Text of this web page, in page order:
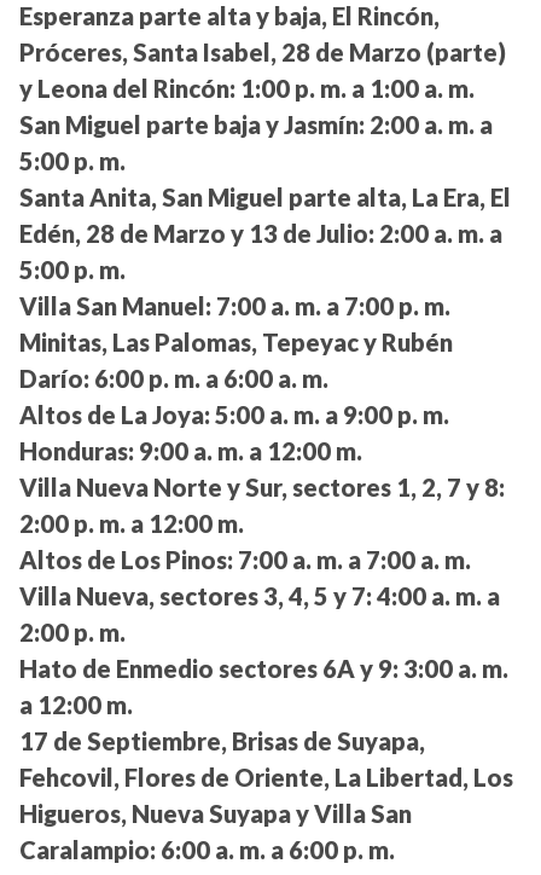
Esperanza parte alta y baja, El Rincón,
Próceres, Santa Isabel, 28 de Marzo (parte)
y Leona del Rincón: 1:00 p. m. a 1:00 a. m.
San Miguel parte baja y Jasmín: 2:00 a. m. a
5:00 p. m.
Santa Anita, San Miguel parte alta, La Era, El
Edén, 28 de Marzo y 13 de Julio: 2:00 a. m. a
5:00 p. m.
Villa San Manuel: 7:00 a. m. a 7:00 p. m.
Minitas, Las Palomas, Tepeyac y Rubén
Darío: 6:00 p. m. a 6:00 a. m.
Altos de La Joya: 5:00 a. m. a 9:00 p. m.
Honduras: 9:00 a. m. a 12:00 m.
Villa Nueva Norte y Sur, sectores 1, 2, 7 y 8:
2:00 p. m. a 12:00 m.
Altos de Los Pinos: 7:00 a. m. a 7:00 a. m.
Villa Nueva, sectores 3, 4, 5 y 7: 4:00 a. m. a
2:00 p. m.
Hato de Enmedio sectores 6A y 9: 3:00 a. m.
a 12:00 m.
17 de Septiembre, Brisas de Suyapa,
Fehcovil, Flores de Oriente, La Libertad, Los
Higueros, Nueva Suyapa y Villa San
Caralampio: 6:00 a. m. a 6:00 p. m.